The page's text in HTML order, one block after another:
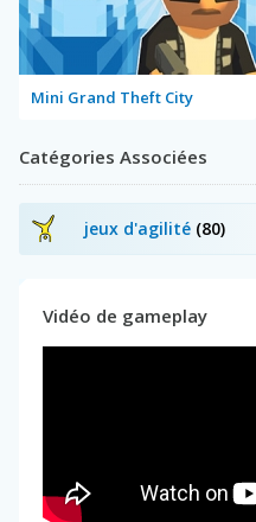
Mini Grand Theft City
Catégories Associées
jeux d'agilité (80)
Vidéo de gameplay